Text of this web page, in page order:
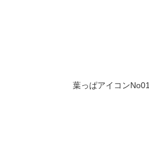
葉っぱアイコンNo01